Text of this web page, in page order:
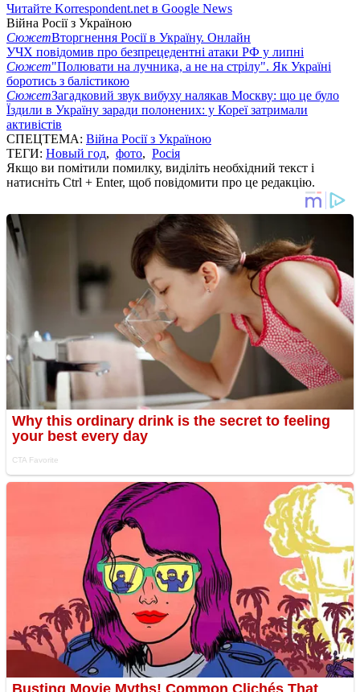
Читайте Korrespondent.net в Google News
Війна Росії з Україною
СюжетВторгнення Росії в Україну. Онлайн
УЧХ повідомив про безпрецедентні атаки РФ у липні
Сюжет"Полювати на лучника, а не на стрілу". Як Україні
боротись з балістикою
СюжетЗагадковий звук вибуху налякав Москву: що це було
Їздили в Україну заради полонених: у Кореї затримали
активістів
СПЕЦТЕМА: Війна Росії з Україною
ТЕГИ: Новый год, фото, Росія
Якщо ви помітили помилку, виділіть необхідний текст і
натисніть Ctrl + Enter, щоб повідомити про це редакцію.